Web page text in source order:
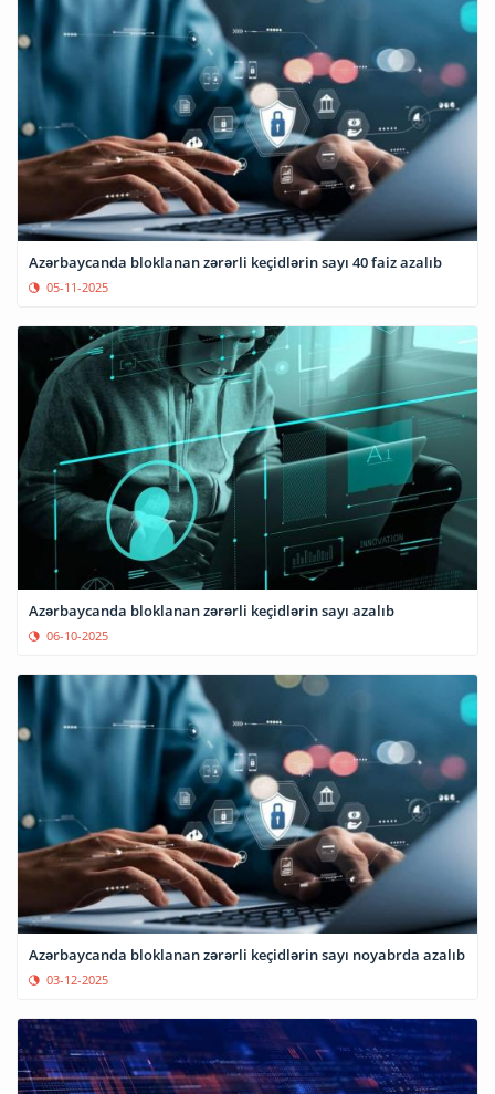
Azərbaycanda bloklanan zərərli keçidlərin sayı 40 faiz azalıb
05-11-2025
Azərbaycanda bloklanan zərərli keçidlərin sayı azalıb
06-10-2025
Azərbaycanda bloklanan zərərli keçidlərin sayı noyabrda azalıb
03-12-2025